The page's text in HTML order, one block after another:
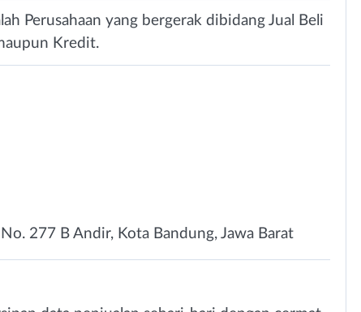
Perusahaan yang bergerak dibidang Jual Beli
Kredit.
277 B Andir, Kota Bandung, Jawa Barat